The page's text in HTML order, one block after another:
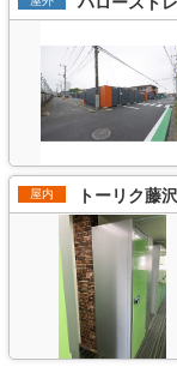
月が無料となっており
理費はかかりません。
どもございますので、
にお問い合わせください。 編集後記 屋内外の収納スペースを約
上（2021年1月現在）
には徹底したお客様
のではなく、自社が抱
についても、パーテー
ースを維持することで
お客様に還元する。こ
がら同社のトランクル
供できているのだと言
入時には運搬サービス
できるサービスまで提
検討している場合には
うと思える取材であっ
ュリティや安全面について教えてくだ
間365日機械警備を導
換気設備も完備してい
物をお預かりします。 費用や契約について教えてください。 借りやすく
て、解約もしやすい
す。入口横の壁面をガ
Webにてお申込み契
キャンペーンも常に行
ヶ月間半額などでした
使用期間の縛りを無く
地域最安値レベルで提
集後記 現在、数多くのトランクルーム運営会社がある中で、「他社の価格
帯を参考にしています
答える。「他社はあま
ただいている価格帯を
価格で提供できる」と
ームは同じエリアの中
う。さらに今後の展開
たトランクルームやコ
屋内 トーリク藤